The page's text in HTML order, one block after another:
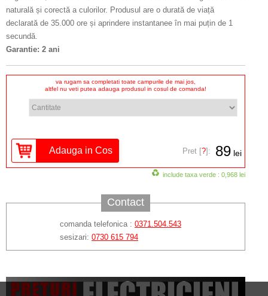
naturală și corectă a culorilor. Produsul are o durată de viață
declarată de 35.000 ore și aprindere instantanee în mai puțin de 1
secundă.
Garantie: 2 ani
va rugam sa completati toate campurile de mai jos,
altfel nu veti putea adauga produsul in cosul de comanda!
Pret [?]: 89 lei
include taxa verde : 0,968 lei
Contact
comanda telefonica : 0371.504.543
sesizari: 0730 615 794